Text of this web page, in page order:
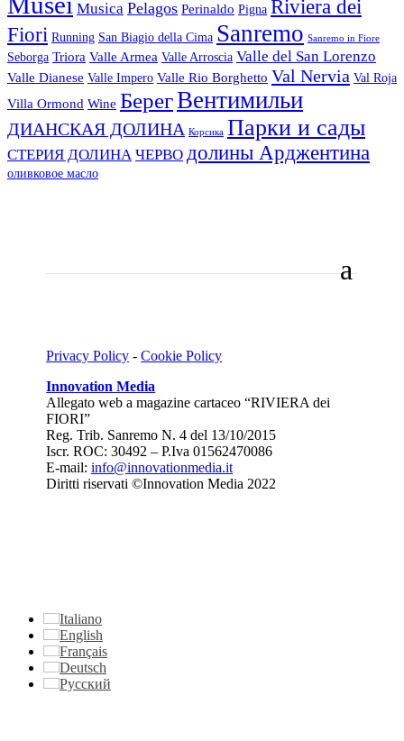
Musica Pelagos Perinaldo Pigna Riviera dei
Fiori Running San Biagio della Cima Sanremo Sanremo in Fiore
Seborga Triora Valle Armea Valle Arroscia Valle del San Lorenzo
Valle Dianese Valle Impero Valle Rio Borghetto Val Nervia Val Roja
Villa Ormond Wine БерегВентимильи
ДИАНСКАЯ ДОЛИНА Корсика Парки и сады
СТЕРИЯ ДОЛИНА ЧЕРВО долины Арджентина
оливковое масло
Privacy Policy -Cookie Policy
Innovation Media
Allegato web a magazine cartaceo “RIVIERA dei
FIORI”
Reg. Trib. SanremoN. 4 del 13/10/2015
Iscr. ROC: 30492 –P.Iva 01562470086
E-mail:info@innovationmedia.it
Diritti riservati ©Innovation Media 2022
Italiano
English
Français
Deutsch
Русский